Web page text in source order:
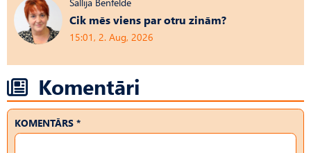
Cik mēs viens par otru zinām?
15:01, 2. Aug, 2026
Komentāri
KOMENTĀRS *